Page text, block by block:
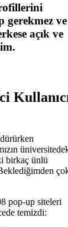
gerekmez ve
açık ve
birkaç ünlü
pop-up siteleri
temizdi: